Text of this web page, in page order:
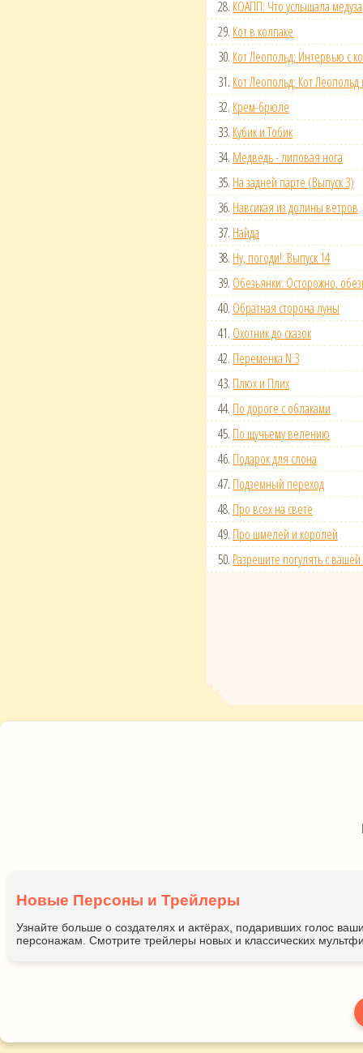
28. КОАПП: Что услышала медуза
29. Кот в колпаке
30. Кот Леопольд: Интервью с
31. Кот Леопольд: Кот
32. Крем-брюле
33. Кубик и Тобик
34. Медведь - липовая нога
35. На задней парте (Выпуск 3)
36. Навсикая из долины ветров
37. Найда
38. Ну, погоди!: Выпуск 14
39. Обезьянки: Осторожно,
40. Обратная сторона луны
41. Охотник до сказок
42. Переменка N 3
43. Плюх и Плих
44. По дороге с облаками
45. По щучьему велению
46. Подарок для слона
47. Подземный переход
48. Про всех на свете
49. Про шмелей и королей
50. Разрешите погулять с
Новые Персоны и Трейлеры
Узнайте больше о создателях и актёрах, подаривших голос
персонажам. Смотрите трейлеры новых и классических